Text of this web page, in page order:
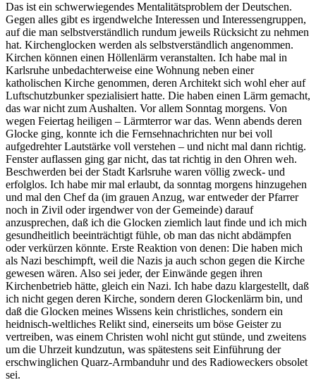
Das ist ein schwerwiegendes Mentalitätsproblem der Deutschen.
Gegen alles gibt es irgendwelche Interessen und Interessengruppen,
auf die man selbstverständlich rundum jeweils Rücksicht zu nehmen
hat. Kirchenglocken werden als selbstverständlich angenommen.
Kirchen können einen Höllenlärm veranstalten. Ich habe mal in
Karlsruhe unbedachterweise eine Wohnung neben einer
katholischen Kirche genommen, deren Architekt sich wohl eher auf
Luftschutzbunker spezialisiert hatte. Die haben einen Lärm gemacht,
das war nicht zum Aushalten. Vor allem Sonntag morgens. Von
wegen Feiertag heiligen – Lärmterror war das. Wenn abends deren
Glocke ging, konnte ich die Fernsehnachrichten nur bei voll
aufgedrehter Lautstärke voll verstehen – und nicht mal dann richtig.
Fenster auflassen ging gar nicht, das tat richtig in den Ohren weh.
Beschwerden bei der Stadt Karlsruhe waren völlig zweck- und
erfolglos. Ich habe mir mal erlaubt, da sonntag morgens hinzugehen
und mal den Chef da (im grauen Anzug, war entweder der Pfarrer
noch in Zivil oder irgendwer von der Gemeinde) darauf
anzusprechen, daß ich die Glocken ziemlich laut finde und ich mich
gesundheitlich beeinträchtigt fühle, ob man das nicht abdämpfen
oder verkürzen könnte. Erste Reaktion von denen: Die haben mich
als Nazi beschimpft, weil die Nazis ja auch schon gegen die Kirche
gewesen wären. Also sei jeder, der Einwände gegen ihren
Kirchenbetrieb hätte, gleich ein Nazi. Ich habe dazu klargestellt, daß
ich nicht gegen deren Kirche, sondern deren Glockenlärm bin, und
daß die Glocken meines Wissens kein christliches, sondern ein
heidnisch-weltliches Relikt sind, einerseits um böse Geister zu
vertreiben, was einem Christen wohl nicht gut stünde, und zweitens
um die Uhrzeit kundzutun, was spätestens seit Einführung der
erschwinglichen Quarz-Armbanduhr und des Radioweckers obsolet
sei.